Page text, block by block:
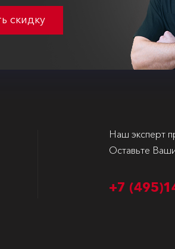
скидку
Наш эксперт
Оставьте
+7 (495)